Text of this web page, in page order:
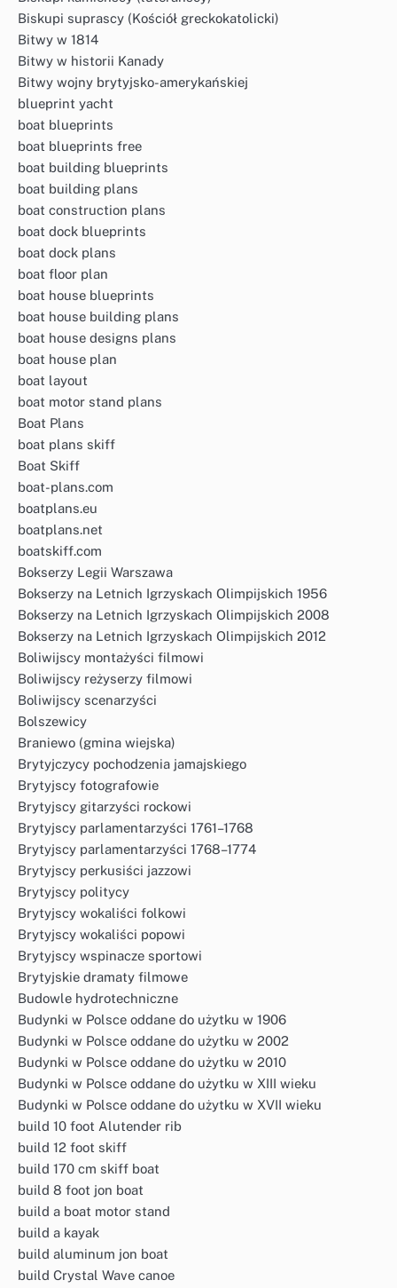
Biskupi suprascy (Kościół greckokatolicki)
Bitwy w 1814
Bitwy w historii Kanady
Bitwy wojny brytyjsko-amerykańskiej
blueprint yacht
boat blueprints
boat blueprints free
boat building blueprints
boat building plans
boat construction plans
boat dock blueprints
boat dock plans
boat floor plan
boat house blueprints
boat house building plans
boat house designs plans
boat house plan
boat layout
boat motor stand plans
Boat Plans
boat plans skiff
Boat Skiff
boat-plans.com
boatplans.eu
boatplans.net
boatskiff.com
Bokserzy Legii Warszawa
Bokserzy na Letnich Igrzyskach Olimpijskich 1956
Bokserzy na Letnich Igrzyskach Olimpijskich 2008
Bokserzy na Letnich Igrzyskach Olimpijskich 2012
Boliwijscy montażyści filmowi
Boliwijscy reżyserzy filmowi
Boliwijscy scenarzyści
Bolszewicy
Braniewo (gmina wiejska)
Brytyjczycy pochodzenia jamajskiego
Brytyjscy fotografowie
Brytyjscy gitarzyści rockowi
Brytyjscy parlamentarzyści 1761–1768
Brytyjscy parlamentarzyści 1768–1774
Brytyjscy perkusiści jazzowi
Brytyjscy politycy
Brytyjscy wokaliści folkowi
Brytyjscy wokaliści popowi
Brytyjscy wspinacze sportowi
Brytyjskie dramaty filmowe
Budowle hydrotechniczne
Budynki w Polsce oddane do użytku w 1906
Budynki w Polsce oddane do użytku w 2002
Budynki w Polsce oddane do użytku w 2010
Budynki w Polsce oddane do użytku w XIII wieku
Budynki w Polsce oddane do użytku w XVII wieku
build 10 foot Alutender rib
build 12 foot skiff
build 170 cm skiff boat
build 8 foot jon boat
build a boat motor stand
build a kayak
build aluminum jon boat
build Crystal Wave canoe